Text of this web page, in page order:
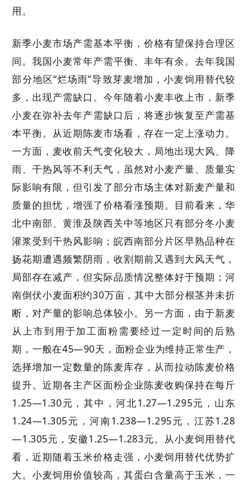
用。
新季小麦市场产需基本平衡，价格有望保持合理区
间。我国小麦常年产需平衡、丰年有余。去年我国
部分地区“烂场雨”导致芽麦增加，小麦饲用替代较
多，出现产需缺口。今年随着小麦丰收上市，新季
小麦在弥补去年产需缺口后，将逐步恢复至产需基
本平衡。从近期陈麦市场看，存在一定上涨动力。
一方面，麦收前天气变化较大，局地出现大风、降
雨、干热风等不利天气，虽然对小麦产量、质量实
际影响有限，但引发了部分市场主体对新麦产量和
质量的担忧，增强了价格看涨预期。目前看来，华
北中南部、黄淮及陕西关中等地区只有部分冬小麦
灌浆受到干热风影响；皖西南部分片区早熟品种在
扬花期遭遇频繁阴雨，收割期前又遇到大风天气，
局部存在减产，但实际品质情况整体好于预期；河
南倒伏小麦面积约30万亩，其中大部分根茎并未折
断，对产量的影响总体较小。另一方面，由于新麦
从上市到用于加工面粉需要经过一定时间的后熟
期，一般在45—90天，面粉企业为维持正常生产，
选择增加一定数量的陈麦库存，从而拉动陈麦价格
提升。近期各主产区面粉企业陈麦收购保持在每斤
1.25—1.30元，其中，河北1.27—1.295元，山东
1.24—1.305元，河南1.238—1.295元，江苏1.28
—1.305元，安徽1.25—1.283元。从小麦饲用替代
看，近期随着玉米价格走强，小麦饲用替代优势扩
大。小麦饲用价值较高，其蛋白含量高于玉米，一